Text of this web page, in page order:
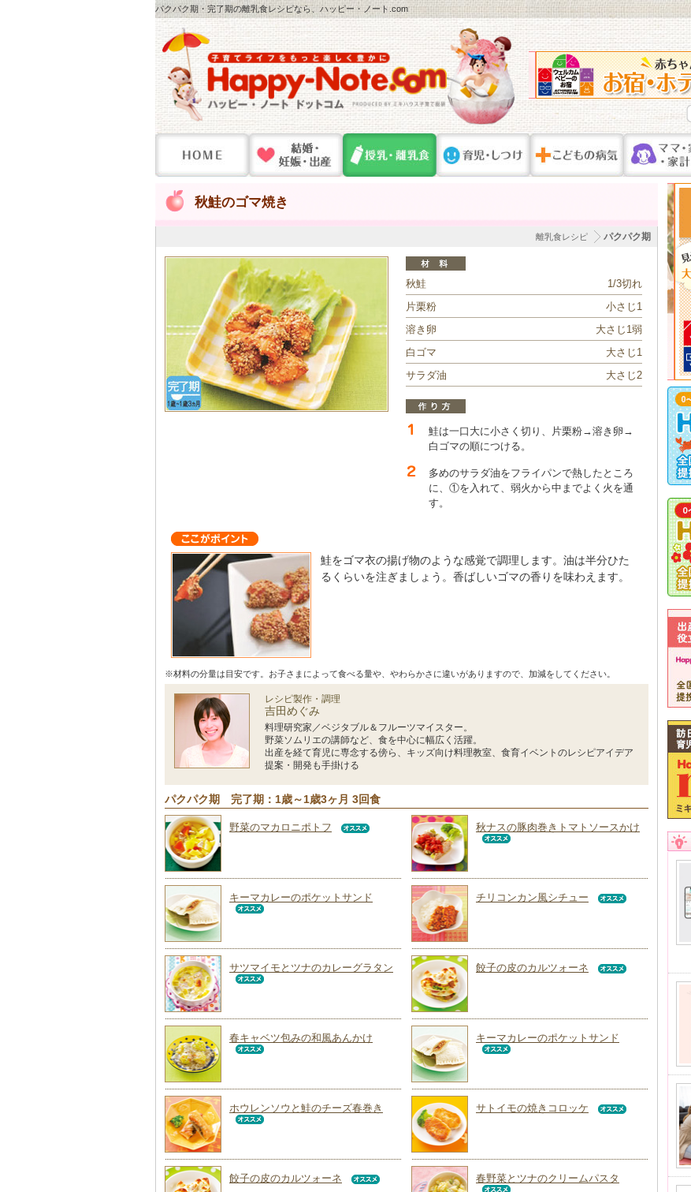
パクパク期・完了期の離乳食レシピなら、ハッピー・ノート.com
秋鮭のゴマ焼き
パクパク期
離乳食レシピ
秋鮭
1/3切れ
片栗粉
小さじ1
溶き卵
大さじ1弱
白ゴマ
大さじ1
サラダ油
大さじ2
鮭は一口大に小さく切り、片栗粉→溶き卵→
白ゴマの順につける。
多めのサラダ油をフライパンで熱したところ
に、①を入れて、弱火から中までよく火を通
す。
鮭をゴマ衣の揚げ物のような感覚で調理します。油は半分ひた
るくらいを注ぎましょう。香ばしいゴマの香りを味わえます。
※材料の分量は目安です。お子さまによって食べる量や、やわらかさに違いがありますので、加減をしてください。
レシピ製作・調理
吉田めぐみ
料理研究家／ベジタブル＆フルーツマイスター。
野菜ソムリエの講師など、食を中心に幅広く活躍。
出産を経て育児に専念する傍ら、キッズ向け料理教室、食育イベントのレシピアイデア
提案・開発も手掛ける
パクパク期 完了期：1歳～1歳3ヶ月 3回食
野菜のマカロニポトフ 秋ナスの豚肉巻きトマトソースかけ
キーマカレーのポケットサンド チリコンカン風シチュー
サツマイモとツナのカレーグラタン 餃子の皮のカルツォーネ
春キャベツ包みの和風あんかけ キーマカレーのポケットサンド
ホウレンソウと鮭のチーズ春巻き サトイモの焼きコロッケ
餃子の皮のカルツォーネ 春野菜とツナのクリームパスタ